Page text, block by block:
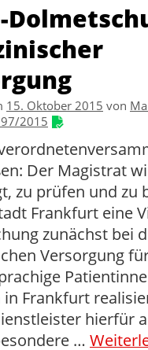
15. Oktober 2015 von
2015
Der Magistrat
zu prüfen und zu
Frankfurt eine
zunächst bei
Versorgung
in Frankfurt
hierfür
…